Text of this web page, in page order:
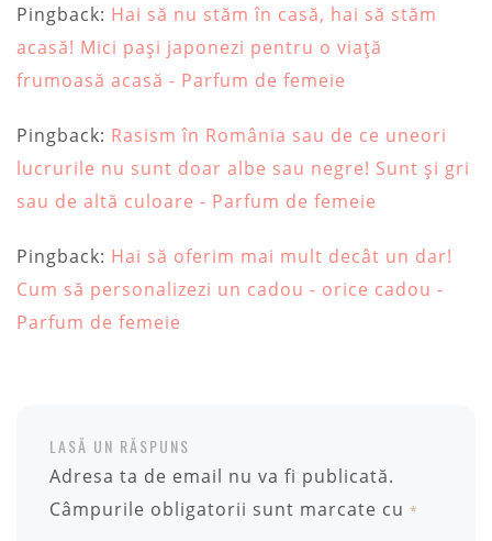
Pingback: Hai să nu stăm în casă, hai să stăm
acasă! Mici pași japonezi pentru o viață
frumoasă acasă - Parfum de femeie
Pingback: Rasism în România sau de ce uneori
lucrurile nu sunt doar albe sau negre! Sunt și gri
sau de altă culoare - Parfum de femeie
Pingback: Hai să oferim mai mult decât un dar!
Cum să personalizezi un cadou - orice cadou -
Parfum de femeie
LASĂ UN RĂSPUNS
Adresa ta de email nu va fi publicată.
Câmpurile obligatorii sunt marcate cu *